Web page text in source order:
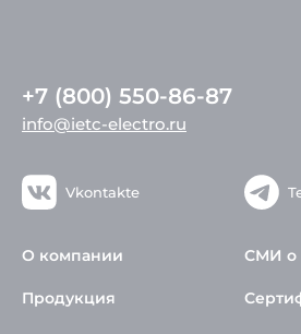
+7 (800) 550-86-87
info@ietc-electro.ru
Vkontakte
О компании
Продукция
СМИ о